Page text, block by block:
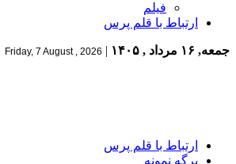
فیلم
ارتباط با قلم پرس
جمعه, ۱۶ مرداد , ۱۴۰۵ |
Friday, 7 August , 2026
ارتباط با قلم پرس
برگه نمونه